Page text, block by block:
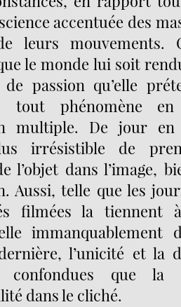
accentuée des
leurs
le monde lui soit
passion qu’elle
tout phénomène
multiple. De jour
irrésistible de
l’objet dans l’image,
Aussi, telle que les
filmées la tiennent
immanquablement
l’unicité et la
confondues que
dans le cliché.